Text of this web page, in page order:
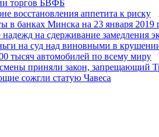
торгов БВФБ
восстановления аппетита к риску
в банках Минска на 23 января 2019
на сдерживание замедления
на суд над виновными в
тысяч автомобилей по всему миру
приняли закон, запрещающий
сожгли статую Чавеса